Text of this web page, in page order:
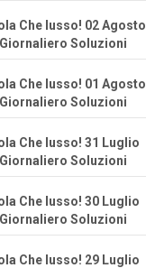
Che lusso! 02 Agosto
Soluzioni
Che lusso! 01 Agosto
Soluzioni
Che lusso! 31 Luglio
Soluzioni
Che lusso! 30 Luglio
Soluzioni
Che lusso! 29 Luglio